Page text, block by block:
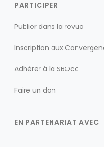
PARTICIPER
Publier dans la revue
Inscription aux
Adhérer à la SBOcc
Faire un don
EN PARTENARIAT AVEC